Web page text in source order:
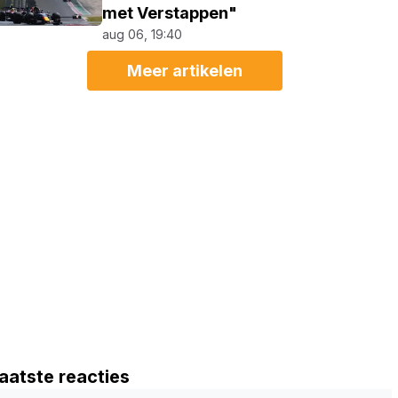
met Verstappen"
aug 06, 19:40
Meer artikelen
reacties